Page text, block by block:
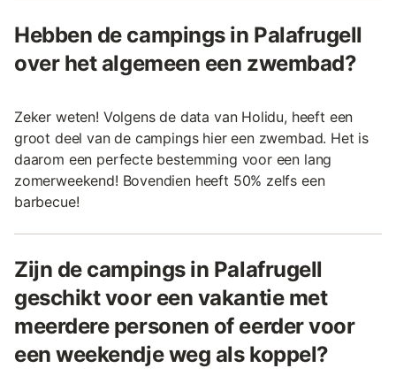
Hebben de campings in Palafrugell
over het algemeen een zwembad?
Zeker weten! Volgens de data van Holidu, heeft een
groot deel van de campings hier een zwembad. Het is
daarom een perfecte bestemming voor een lang
zomerweekend! Bovendien heeft 50% zelfs een
barbecue!
Zijn de campings in Palafrugell
geschikt voor een vakantie met
meerdere personen of eerder voor
een weekendje weg als koppel?